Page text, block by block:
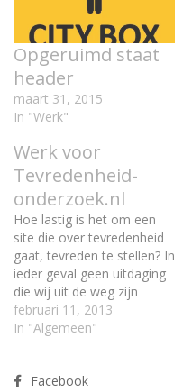
Opgeruimd staat
header
maart 31, 2015
In "Werk"
Werk voor
Tevredenheid-
onderzoek.nl
Hoe lastig is het om een
site die over tevredenheid
gaat, tevreden te stellen? In
ieder geval geen uitdaging
die wij uit de weg zijn
gegaan. Inmiddels is het
logo goedgekeurd en zijn
header.
februari 11, 2013
In "Algemeen"
Facebook